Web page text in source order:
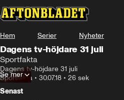
Hem Serier Nyheter
Dagens tv-höjdare 31 juli
Sportfakta
Dagens tv-höjdare 31 juli
Sportfakta • 30.07.18 • 26 sek
Se mer
Senast